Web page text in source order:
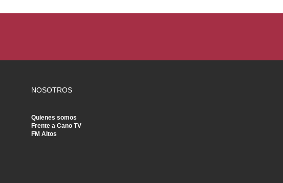
NOSOTROS
Quienes somos
Frente a Cano TV
FM Altos